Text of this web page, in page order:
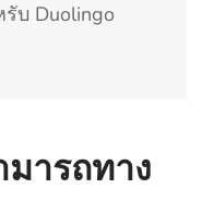
บ Duolingo
ารถทาง